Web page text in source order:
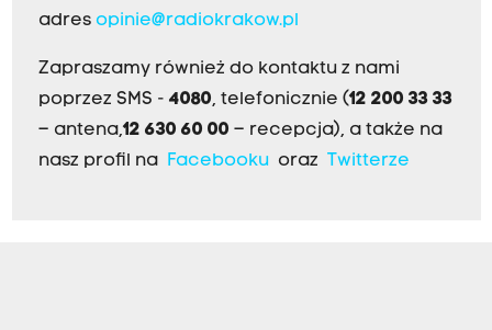
adres opinie@radiokrakow.pl
Zapraszamy również do kontaktu z nami
poprzez SMS - 4080, telefonicznie (12 200 33 33
– antena,12 630 60 00 – recepcja), a także na
nasz profil na
Facebookuoraz Twitterze